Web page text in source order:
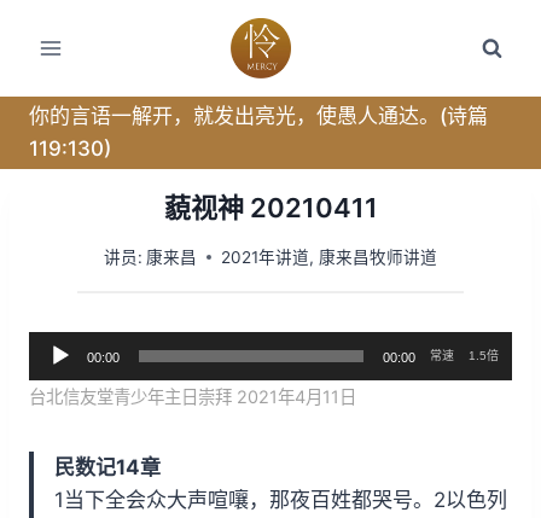
你的言语一解开，就发出亮光，使愚人通达。(诗篇
119:130)
藐视神 20210411
讲员: 康来昌 2021年讲道, 康来昌牧师讲道
频
播
00:00 00:00 常速 1.5倍
台北信友堂青少年主日崇拜 2021年4月11日
民数记14章
1当下全会众大声喧嚷，那夜百姓都哭号。2以色列